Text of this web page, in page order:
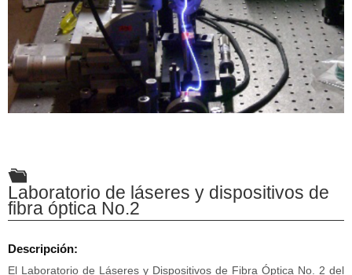
Laboratorio de láseres y dispositivos de
fibra óptica No.2
Descripción:
El Laboratorio de Láseres y Dispositivos de Fibra Óptica No. 2 del